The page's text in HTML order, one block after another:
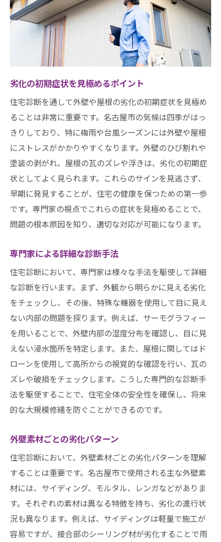
屋根の修繕が必要な時期の見極め方
診断結果を活用したメンテナンス計画
名古屋市で住宅診断を活用して長寿命の家を実
現する方法
住宅診断がもたらす長寿命化の秘訣
劣化防止策を実践するための具体例
住宅診断結果を活かすリノベーション
診断で得られるメリットとコストパフォー
マンス
長期的な視点での家づくり計画
住宅診断を定期的に行うメリット
住宅診断の重要性名古屋市の外壁と屋根を守る
第一歩
診断の重要性を知るための基本情報
外壁と屋根の寿命を延ばす診断活用法
住宅診断が生活環境に与える影響
専門家に依頼することで得られる安心感
診断結果から始める予防策の実施
名古屋市の住宅診断で見つける外壁と屋根の潜
む問題
潜在的な問題を早期に発見する方法
見逃しがちな外壁の微細な劣化
屋根の劣化が引き起こす潜在的なリスク
診断で判明する外壁と屋根の修繕必要箇所
問題を放置した場合の影響の大きさ
予防策としての定期診断の役割
安心のための住宅診断名古屋市の外壁劣化防止
策
外壁劣化を未然に防ぐためのチェックポイ
ント
名古屋市での劣化防止に効果的な方法
劣化の初期症状を見極めるポイント
住宅診断を通して外壁や屋根の劣化の初期症状を見極め
ることは非常に重要です。名古屋市の気候は四季がはっ
きりしており、特に梅雨や台風シーズンには外壁や屋根
にストレスがかかりやすくなります。外壁のひび割れや
塗装の剥がれ、屋根の瓦のズレや浮きは、劣化の初期症
状としてよく見られます。これらのサインを見逃さず、
早期に発見することが、住宅の健康を保つための第一歩
です。専門家の視点でこれらの症状を見極めることで、
問題の根本原因を知り、適切な対応が可能になります。
専門家による詳細な診断手法
住宅診断において、専門家は様々な手法を駆使して詳細
な診断を行います。まず、外観から明らかに見える劣化
をチェックし、その後、特殊な機器を使用して目に見え
ない内部の問題を探ります。例えば、サーモグラフィー
を用いることで、外壁内部の湿度分布を確認し、目に見
えない浸水箇所を特定します。また、屋根に関してはド
ローンを使用して高所からの視覚的な確認を行い、瓦の
ズレや破損をチェックします。こうした専門的な診断手
法を駆使することで、住宅全体の安全性を確保し、将来
的な大規模修繕を防ぐことができるのです。
外壁素材ごとの劣化パターン
住宅診断において、外壁素材ごとの劣化パターンを理解
することは重要です。名古屋市で使用される主な外壁素
材には、サイディング、モルタル、レンガなどがありま
す。それぞれの素材は異なる特徴を持ち、劣化の進行状
況も異なります。例えば、サイディングは軽量で施工が
容易ですが、接合部のシーリング材が劣化することで雨